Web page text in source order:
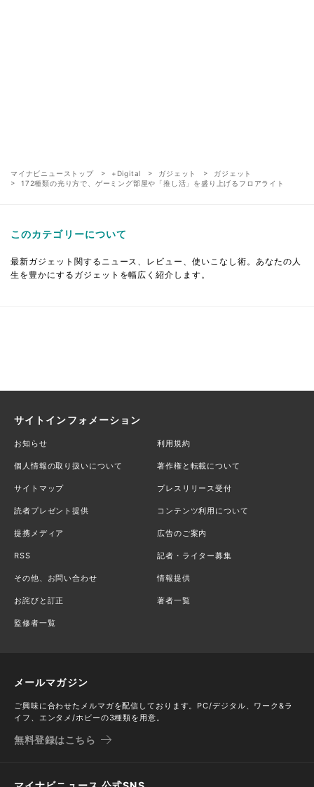
マイナビニューストップ +Digital ガジェット
ガジェット
172種類の光り方で、ゲーミング部屋や「推し活」を盛り上げるフロアライト
このカテゴリーについて
最新ガジェット関するニュース、レビュー、使いこなし術。あなたの人
生を豊かにするガジェットを幅広く紹介します。
サイトインフォメーション
お知らせ 利用規約
個人情報の取り扱いについて 著作権と転載について
サイトマップ プレスリリース受付
読者プレゼント提供 コンテンツ利用について
提携メディア 広告のご案内
RSS 記者・ライター募集
その他、お問い合わせ 情報提供
お詫びと訂正 著者一覧
監修者一覧
メールマガジン
ご興味に合わせたメルマガを配信しております。PC/デジタル、ワーク&ラ
イフ、エンタメ/ホビーの3種類を用意。
無料登録はこちら